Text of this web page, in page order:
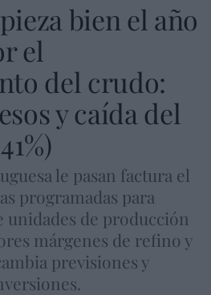
bien el año
el
del crudo:
y caída del
le pasan factura el
programadas para
de producción
márgenes de refino y
previsiones y